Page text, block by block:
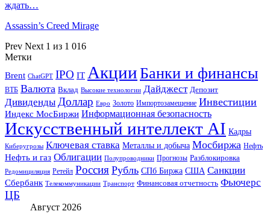
ждать…
Assassin’s Creed Mirage
Prev Next 1 из 1 016
Метки
Brent ChatGPT IPO IT АкцииБанки и финансы
ВТБ Валюта Вклад Высокие технологии Дайджест Депозит
Дивиденды Доллар Евро Золото Импортозамещение Инвестиции
Индекс МосБиржи Информационная безопасность
Искусственный интеллект AI Кадры
Киберугрозы Ключевая ставка Металлы и добыча Мосбиржа Нефть
Нефть и газ Облигации Полупроводники Прогнозы Разблокировка
Редомициляция Ретейл Россия Рубль СПб Биржа США Санкции
Сбербанк Телекоммуникации Транспорт Финансовая отчетность Фьючерс
ЦБ
Август 2026